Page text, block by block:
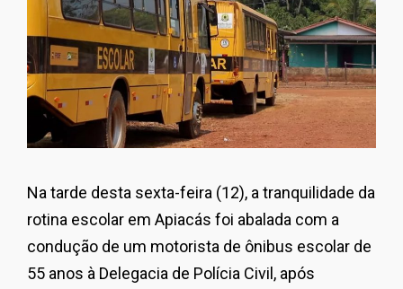
Na tarde desta sexta-feira (12), a tranquilidade da
rotina escolar em Apiacás foi abalada com a
condução de um motorista de ônibus escolar de
55 anos à Delegacia de Polícia Civil, após